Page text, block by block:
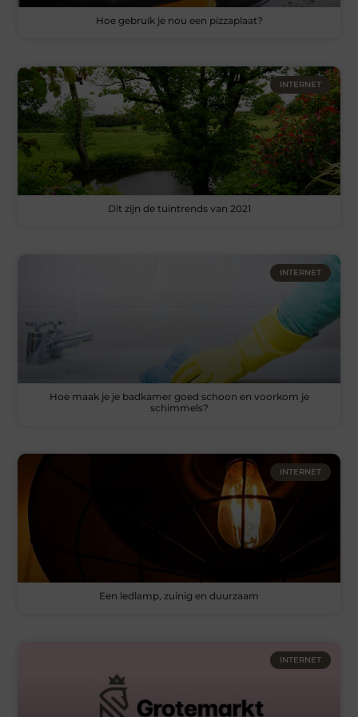
Hoe gebruik je nou een pizzaplaat?
INTERNET
Dit zijn de tuintrends van 2021
INTERNET
Hoe maak je je badkamer goed schoon en voorkom je
schimmels?
INTERNET
Een ledlamp, zuinig en duurzaam
INTERNET